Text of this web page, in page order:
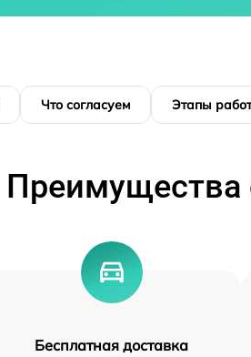
Что согласуем Этапы работ
Преимущества
Бесплатная доставка